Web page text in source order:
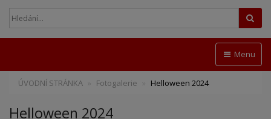
Menu
ÚVODNÍ STRÁNKA Fotogalerie Helloween 2024
Helloween 2024